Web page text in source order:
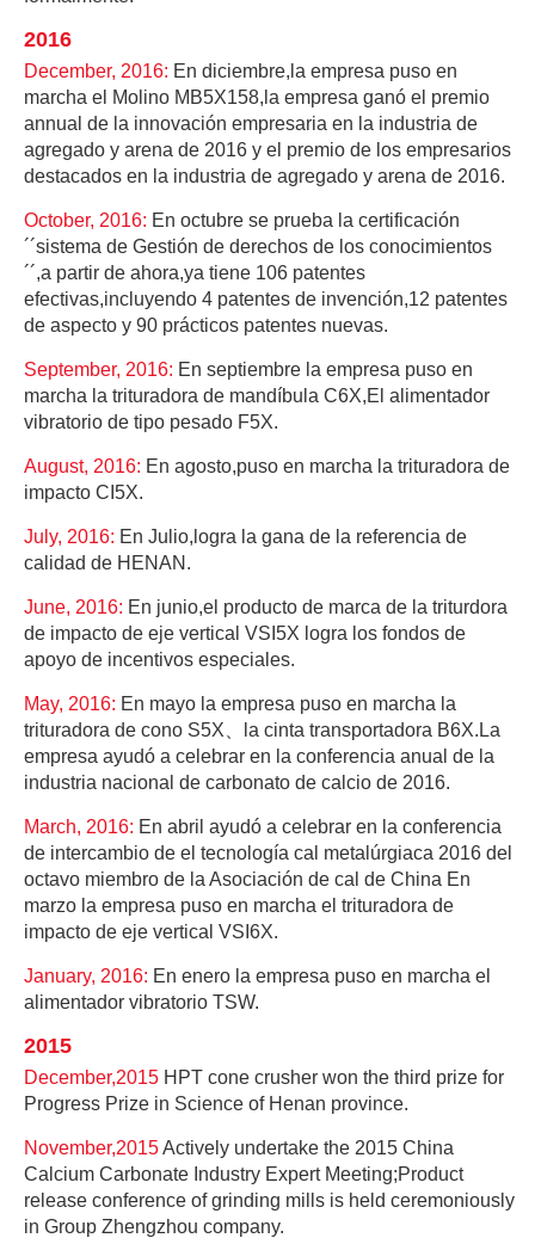
2016
December, 2016: En diciembre,la empresa puso en
marcha el Molino MB5X158,la empresa ganó el premio
annual de la innovación empresaria en la industria de
agregado y arena de 2016 y el premio de los empresarios
destacados en la industria de agregado y arena de 2016.
October, 2016: En octubre se prueba la certificación
´´sistema de Gestión de derechos de los conocimientos
´´,a partir de ahora,ya tiene 106 patentes
efectivas,incluyendo 4 patentes de invención,12 patentes
de aspecto y 90 prácticos patentes nuevas.
September, 2016: En septiembre la empresa puso en
marcha la trituradora de mandíbula C6X,El alimentador
vibratorio de tipo pesado F5X.
August, 2016: En agosto,puso en marcha la trituradora de
impacto CI5X.
July, 2016: En Julio,logra la gana de la referencia de
calidad de HENAN.
June, 2016: En junio,el producto de marca de la triturdora
de impacto de eje vertical VSI5X logra los fondos de
apoyo de incentivos especiales.
May, 2016: En mayo la empresa puso en marcha la
trituradora de cono S5X、la cinta transportadora B6X.La
empresa ayudó a celebrar en la conferencia anual de la
industria nacional de carbonato de calcio de 2016.
March, 2016: En abril ayudó a celebrar en la conferencia
de intercambio de el tecnología cal metalúrgiaca 2016 del
octavo miembro de la Asociación de cal de China En
marzo la empresa puso en marcha el trituradora de
impacto de eje vertical VSI6X.
January, 2016: En enero la empresa puso en marcha el
alimentador vibratorio TSW.
2015
December,2015 HPT cone crusher won the third prize for
Progress Prize in Science of Henan province.
November,2015Actively undertake the 2015 China
Calcium Carbonate Industry Expert Meeting;Product
release conference of grinding mills is held ceremoniously
in Group Zhengzhou company.